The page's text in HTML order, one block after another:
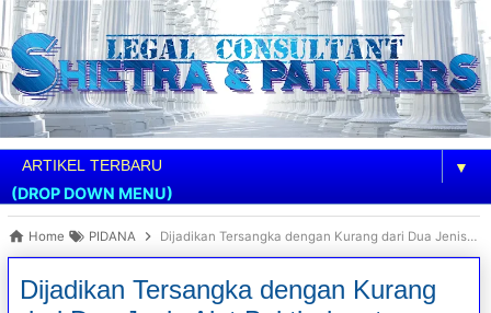
▼
(DROP DOWN MENU)
Home PIDANA Dijadikan Tersangka dengan Kurang dari Dua Jenis Alat Bukti, dapat Diajukan Praperadilan
Dijadikan Tersangka dengan Kurang